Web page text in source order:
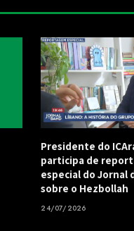
Presidente do
participa de
especial do Jornal
sobre o Hezbollah
24/07/2026